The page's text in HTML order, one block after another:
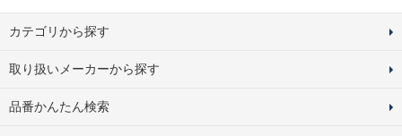
カテゴリから探す
取り扱いメーカーから探す
品番かんたん検索